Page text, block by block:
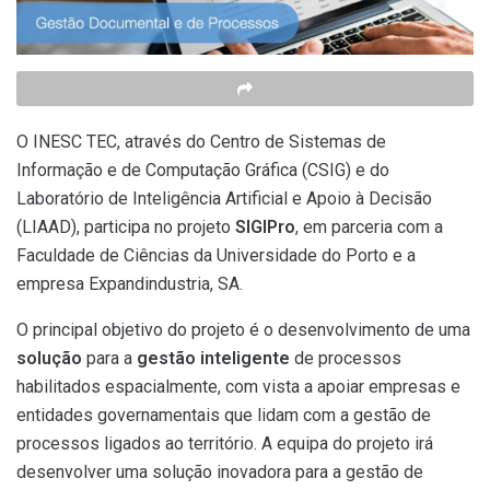
O INESC TEC, através do Centro de Sistemas de
Informação e de Computação Gráfica (CSIG) e do
Laboratório de Inteligência Artificial e Apoio à Decisão
(LIAAD), participa no projeto SIGIPro, em parceria com a
Faculdade de Ciências da Universidade do Porto e a
empresa Expandindustria, SA.
O principal objetivo do projeto é o desenvolvimento de uma
solução para a gestão inteligente de processos
habilitados espacialmente, com vista a apoiar empresas e
entidades governamentais que lidam com a gestão de
processos ligados ao território. A equipa do projeto irá
desenvolver uma solução inovadora para a gestão de